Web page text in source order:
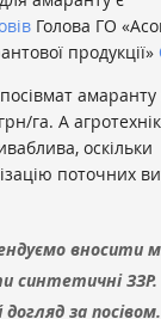
Голова ГО
продукції»
амаранту
га. А
оскільки
поточних
вносити
синтетичні
догляд за